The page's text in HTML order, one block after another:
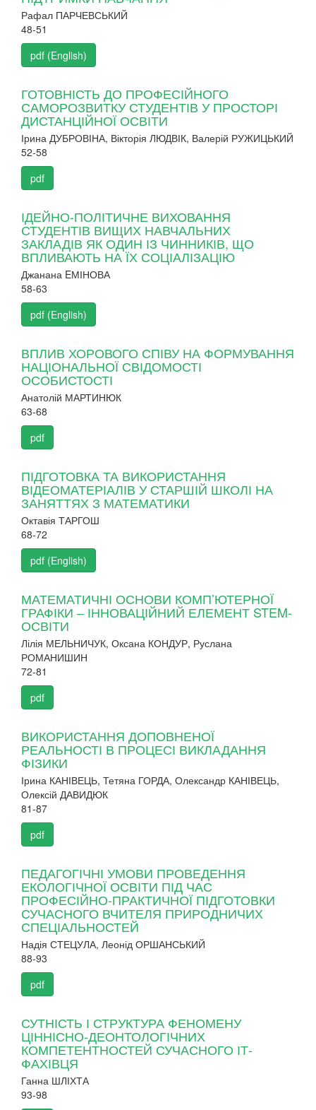
Рафал ПАРЧЕВСЬКИЙ
48-51
pdf (English)
ГОТОВНІСТЬ ДО ПРОФЕСІЙНОГО
САМОРОЗВИТКУ СТУДЕНТІВ У ПРОСТОРІ
ДИСТАНЦІЙНОЇ ОСВІТИ
Ірина ДУБРОВІНА, Вікторія ЛЮДВІК, Валерій РУЖИЦЬКИЙ
52-58
pdf
ІДЕЙНО-ПОЛІТИЧНЕ ВИХОВАННЯ
СТУДЕНТІВ ВИЩИХ НАВЧАЛЬНИХ
ЗАКЛАДІВ ЯК ОДИН ІЗ ЧИННИКІВ, ЩО
ВПЛИВАЮТЬ НА ЇХ СОЦІАЛІЗАЦІЮ
Джанана EМІНОВА
58-63
pdf (English)
ВПЛИВ ХОРОВОГО СПІВУ НА ФОРМУВАННЯ
НАЦІОНАЛЬНОЇ СВІДОМОСТІ
ОСОБИСТОСТІ
Анатолій МАРТИНЮК
63-68
pdf
ПІДГОТОВКА ТА ВИКОРИСТАННЯ
ВІДЕОМАТЕРІАЛІВ У СТАРШІЙ ШКОЛІ НА
ЗАНЯТТЯХ З МАТЕМАТИКИ
Октавія ТАРГОШ
68-72
pdf (English)
МАТЕМАТИЧНІ ОСНОВИ КОМП’ЮТЕРНОЇ
ГРАФІКИ ‒ ІННОВАЦІЙНИЙ ЕЛЕМЕНТ STEM-
ОСВІТИ
Лілія МЕЛЬНИЧУК, Оксана КОНДУР, Руслана
РОМАНИШИН
72-81
pdf
ВИКОРИСТАННЯ ДОПОВНЕНОЇ
РЕАЛЬНОСТІ В ПРОЦЕСІ ВИКЛАДАННЯ
ФІЗИКИ
Ірина КАНІВЕЦЬ, Тетяна ГОРДА, Олександр КАНІВЕЦЬ,
Олексій ДАВИДЮК
81-87
pdf
ПЕДАГОГІЧНІ УМОВИ ПРОВЕДЕННЯ
ЕКОЛОГІЧНОЇ ОСВІТИ ПІД ЧАС
ПРОФЕСІЙНО-ПРАКТИЧНОЇ ПІДГОТОВКИ
СУЧАСНОГО ВЧИТЕЛЯ ПРИРОДНИЧИХ
СПЕЦІАЛЬНОСТЕЙ
Надія СТЕЦУЛА, Леонід ОРШАНСЬКИЙ
88-93
pdf
СУТНІСТЬ І СТРУКТУРА ФЕНОМЕНУ
ЦІННІСНО-ДЕОНТОЛОГІЧНИХ
КОМПЕТЕНТНОСТЕЙ СУЧАСНОГО ІТ-
ФАХІВЦЯ
Ганна ШЛІХТА
93-98